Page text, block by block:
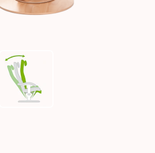
ZUR VERANSCHAULICHUNG)
MIT
MOIZI 13 ENTSPANNUNGSSESSEL